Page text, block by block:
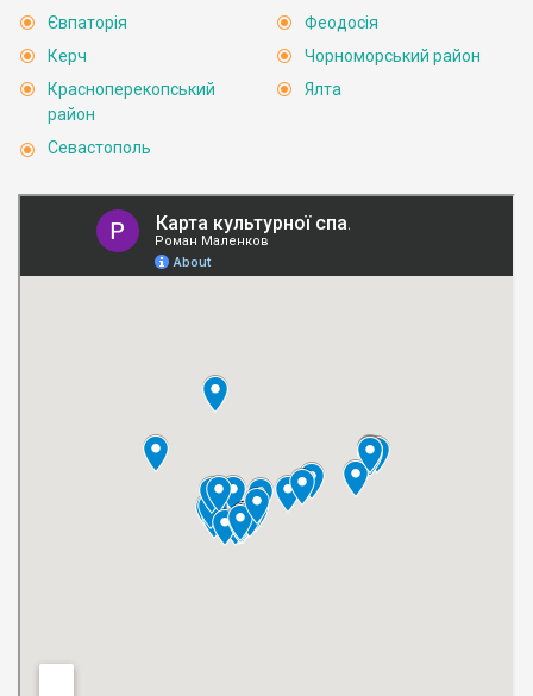
Євпаторія
Керч
Красноперекопський
район
Севастополь
Феодосія
Чорноморський район
Ялта